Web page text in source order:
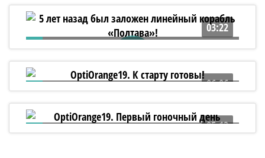
03:22
5 лет назад был заложен линейный
корабль «Полтава»!
06:06
OptiOrange19. К старту готовы!
05:13
OptiOrange19. Первый гоночный день